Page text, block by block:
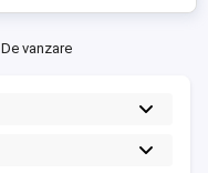
De vanzare